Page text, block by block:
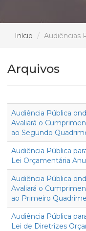
Início Audiências
Arquivos
Audiência Pública
Avaliará o
ao Segundo
Audiência Pública
Lei Orçamentária
Audiência Pública
Avaliará o
ao Primeiro
Audiência Pública
Lei de Diretrizes